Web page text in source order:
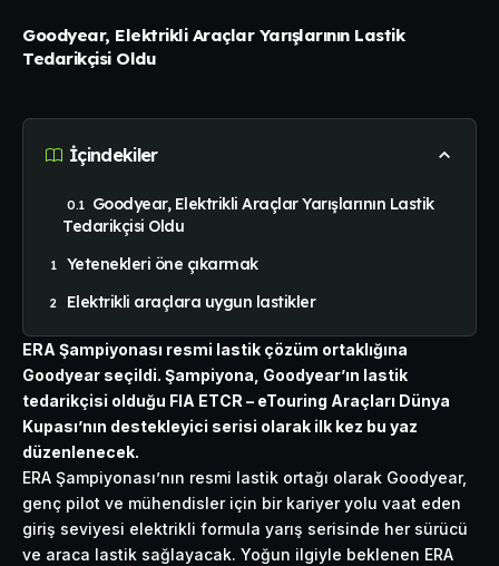
Goodyear, Elektrikli Araçlar Yarışlarının Lastik
Tedarikçisi Oldu
İçindekiler
Goodyear, Elektrikli Araçlar Yarışlarının Lastik
Tedarikçisi Oldu
Yetenekleri öne çıkarmak
Elektrikli araçlara uygun lastikler
ERA Şampiyonası resmi lastik çözüm ortaklığına
Goodyear seçildi. Şampiyona, Goodyear’ın lastik
tedarikçisi olduğu FIA ETCR – eTouring Araçları Dünya
Kupası’nın destekleyici serisi olarak ilk kez bu yaz
düzenlenecek.
ERA Şampiyonası’nın resmi lastik ortağı olarak Goodyear,
genç pilot ve mühendisler için bir kariyer yolu vaat eden
giriş seviyesi elektrikli formula yarış serisinde her sürücü
ve araca lastik sağlayacak. Yoğun ilgiyle beklenen ERA